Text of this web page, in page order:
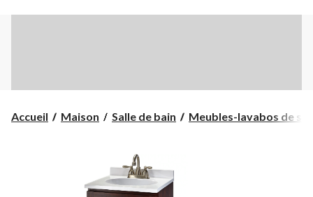
Accueil Maison Salle de bain Meubles-lavabos de